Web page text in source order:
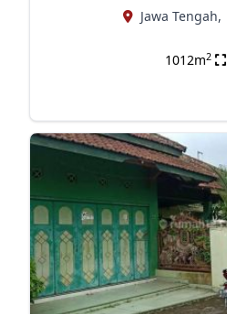
Jawa Tengah,
1012m2